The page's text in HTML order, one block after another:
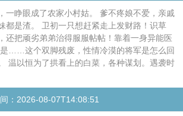
一睁眼成了农家小村姑。 爹不疼娘不爱，亲戚
都是渣。 卫初一只想赶紧走上发财路！识草
还把顽劣弟弟治得服服帖帖！靠着一身异能医
……这个双脚残废，性情冷漠的将军是怎么回
温以恒为了拱看上的白菜，各种谋划。遇袭时
：2026-08-07T14:08:51